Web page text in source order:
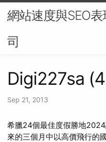
網站速度與SEO
司
Digi227sa
Sep 21, 2013
希臘24個最佳度假勝地
來的三個月中以高價飛行的